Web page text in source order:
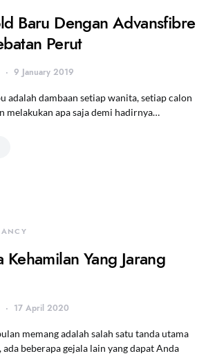
Baru Dengan Advansfibre
Perut
9 January 2019
adalah dambaan setiap wanita, setiap calon
melakukan apa saja demi hadirnya…
Kehamilan Yang Jarang
17 April 2020
memang adalah salah satu tanda utama
beberapa gejala lain yang dapat Anda